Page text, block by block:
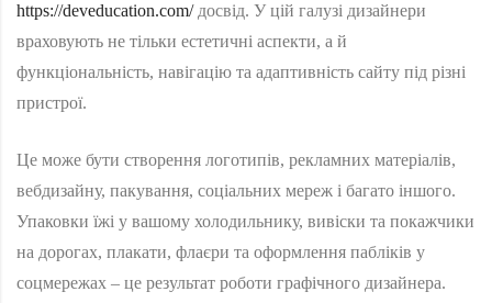
https://deveducation.com/досвід. У цій галузі дизайнери
враховують не тільки естетичні аспекти, а й
функціональність, навігацію та адаптивність сайту під різні
пристрої.
Це може бути створення логотипів, рекламних матеріалів,
вебдизайну, пакування, соціальних мереж і багато іншого.
Упаковки їжі у вашому холодильнику, вивіски та покажчики
на дорогах, плакати, флаєри та оформлення пабліків у
соцмережах – це результат роботи графічного дизайнера.